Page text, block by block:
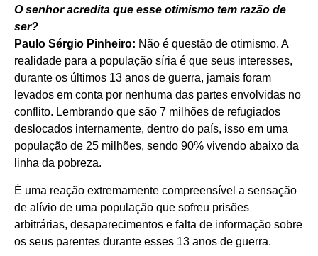
O senhor acredita que esse otimismo tem razão de
ser?
Paulo Sérgio Pinheiro: Não é questão de otimismo. A
realidade para a população síria é que seus interesses,
durante os últimos 13 anos de guerra, jamais foram
levados em conta por nenhuma das partes envolvidas no
conflito. Lembrando que são 7 milhões de refugiados
deslocados internamente, dentro do país, isso em uma
população de 25 milhões, sendo 90% vivendo abaixo da
linha da pobreza.
É uma reação extremamente compreensível a sensação
de alívio de uma população que sofreu prisões
arbitrárias, desaparecimentos e falta de informação sobre
os seus parentes durante esses 13 anos de guerra.